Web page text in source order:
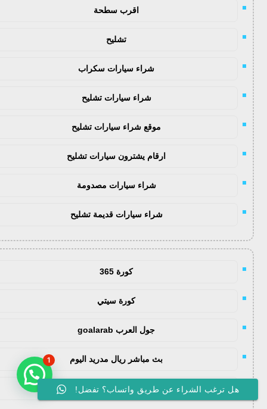
اقرب سطحة
تشليح
شراء سيارات سكراب
شراء سيارات تشليح
موقع شراء سيارات تشليح
ارقام يشترون سيارات تشليح
شراء سيارات مصدومة
شراء سيارات قديمة تشليح
كورة 365
كورة سيتي
جول العرب goalarab
بث مباشر ريال مدريد اليوم
يلا لايف
هل ترغب الشراء عن طريق واتساب؟ تفضل!
1